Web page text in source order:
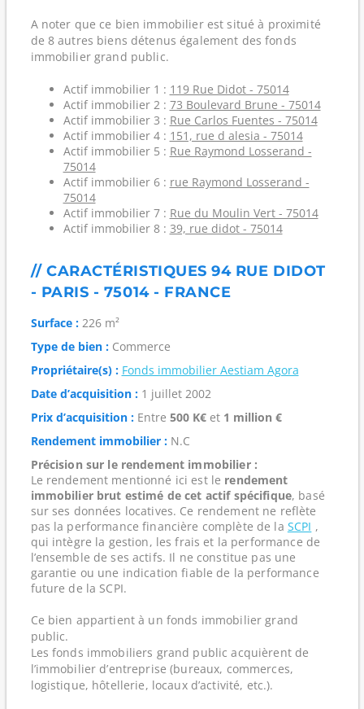
A noter que ce bien immobilier est situé à proximité
de 8 autres biens détenus également des fonds
immobilier grand public.
Actif immobilier 1 : 119 Rue Didot - 75014
Actif immobilier 2 : 73 Boulevard Brune - 75014
Actif immobilier 3 : Rue Carlos Fuentes - 75014
Actif immobilier 4 : 151, rue d alesia - 75014
Actif immobilier 5 : Rue Raymond Losserand -
75014
Actif immobilier 6 : rue Raymond Losserand -
75014
Actif immobilier 7 : Rue du Moulin Vert - 75014
Actif immobilier 8 : 39, rue didot - 75014
// CARACTÉRISTIQUES 94 RUE DIDOT
- PARIS - 75014 - FRANCE
Surface :226 m²
Type de bien :Commerce
Propriétaire(s) : Fonds immobilier Aestiam Agora
Date d’acquisition :1 juillet 2002
Prix d’acquisition :Entre 500 K€et 1 million €
Rendement immobilier :N.C
Précision sur le rendement immobilier :
Le rendement mentionné ici est le rendement
immobilier brut estimé de cet actif spécifique, basé
sur ses données locatives. Ce rendement ne reflète
pas la performance financière complète de la SCPI ,
qui intègre la gestion, les frais et la performance de
l’ensemble de ses actifs. Il ne constitue pas une
garantie ou une indication fiable de la performance
future de la SCPI.
Ce bien appartient à un fonds immobilier grand
public.
Les fonds immobiliers grand public acquièrent de
l’immobilier d’entreprise (bureaux, commerces,
logistique, hôtellerie, locaux d’activité, etc.).